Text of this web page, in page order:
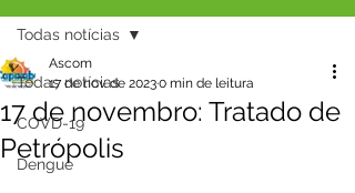
Todas notícias
COVD-19
Dengue
Todas notícias
17 de novembro: Tratado de
Petrópolis
Ascom
17 de nov. de 20230 min de leitura